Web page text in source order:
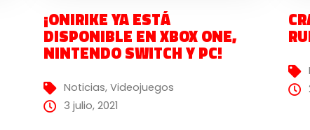
¡ONIRIKE YA ESTÁ
DISPONIBLE EN XBOX ONE,
NINTENDO SWITCH Y PC!
Noticias, Videojuegos
3 julio, 2021